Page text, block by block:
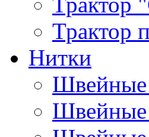
Трактор
Нитки
Швейные
Швейные